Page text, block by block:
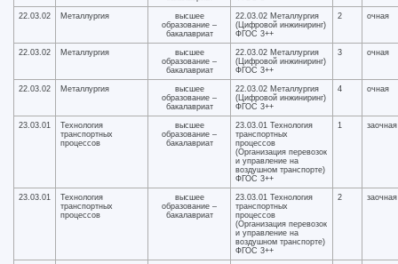
22.03.02 Металлургия
высшее
образование –
бакалавриат
22.03.02 Металлургия
(Цифровой инжиниринг)
ФГОС 3++
2 очная
22.03.02 Металлургия
высшее
образование –
бакалавриат
22.03.02 Металлургия
(Цифровой инжиниринг)
ФГОС 3++
3 очная
22.03.02 Металлургия
высшее
образование –
бакалавриат
22.03.02 Металлургия
(Цифровой инжиниринг)
ФГОС 3++
4 очная
23.03.01
Технология
транспортных
процессов
высшее
образование –
бакалавриат
23.03.01 Технология
транспортных
процессов
(Организация перевозок
и управление на
воздушном транспорте)
ФГОС 3++
1 заочная
23.03.01
Технология
транспортных
процессов
высшее
образование –
бакалавриат
23.03.01 Технология
транспортных
процессов
(Организация перевозок
и управление на
воздушном транспорте)
ФГОС 3++
2 заочная